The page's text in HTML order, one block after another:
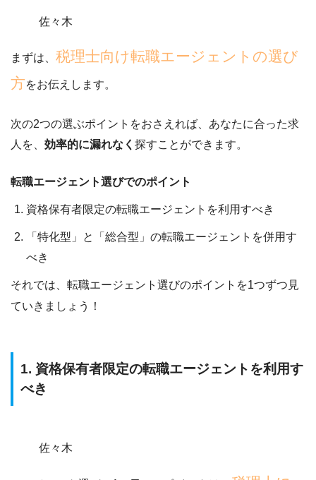
佐々木
まずは、 税理士向け転職エージェントの選び
方をお伝えします。
次の2つの選ぶポイントをおさえれば、 あなたに合った求
人を、 効率的に漏れなく 探すことができます。
転職エージェント選びでのポイント
資格保有者限定の転職エージェントを利用すべき
「特化型」と「総合型」の転職エージェントを併用す
べき
それでは、転職エージェント選びのポイントを1つずつ見
ていきましょう！
1. 資格保有者限定の転職エージェントを利用す
べき
佐々木